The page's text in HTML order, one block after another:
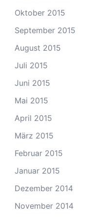
Oktober 2015
September 2015
August 2015
Juli 2015
Juni 2015
Mai 2015
April 2015
März 2015
Februar 2015
Januar 2015
Dezember 2014
November 2014